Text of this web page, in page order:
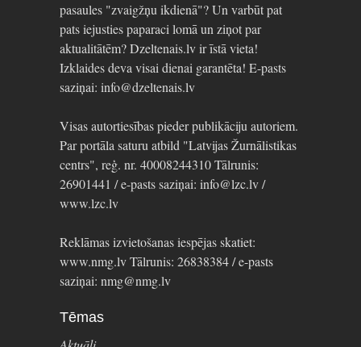
pasaules "zvaigžņu ikdienā"? Un varbūt pat
pats iejusties paparaci lomā un ziņot par
aktualitātēm? Dzeltenais.lv ir īstā vieta!
Izklaides deva visai dienai garantēta! E-pasts
saziņai: info@dzeltenais.lv
Visas autortiesības pieder publikāciju autoriem.
Par portāla saturu atbild "Latvijas Žurnālistikas
centrs", reģ. nr. 40008244310 Tālrunis:
26901441 / e-pasts saziņai: info@lzc.lv /
www.lzc.lv
Reklāmas izvietošanas iespējas skatiet:
www.nmg.lv Tālrunis: 26838384 / e-pasts
saziņai: nmg@nmg.lv
Tēmas